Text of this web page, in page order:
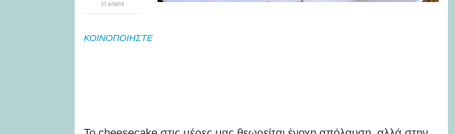
(0 ψήφοι)
ΚΟΙΝΟΠΟΙΗΣΤΕ